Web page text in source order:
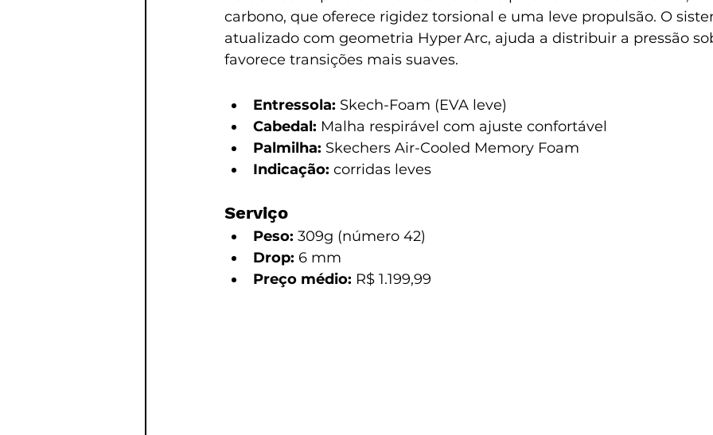
carbono, que oferece rigidez torsional e uma leve propulsão. O
atualizado com geometria Hyper Arc, ajuda a distribuir a pressão
favorece transições mais suaves.
Entressola: Skech-Foam (EVA leve)
Cabedal: Malha respirável com ajuste confortável
Palmilha: Skechers Air-Cooled Memory Foam
Indicação: corridas leves
Serviço
Peso: 309g (número 42)
Drop: 6 mm
Preço médio: R$ 1.199,99